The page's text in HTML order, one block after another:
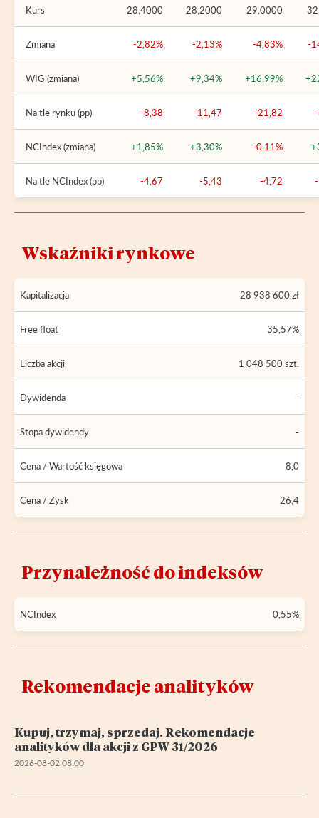
Kurs 28,4000 28,2000 29,0000
Zmiana -2,82% -2,13% -4,83% -
WIG (zmiana) +5,56% +9,34% +16,99%
Na tle rynku (pp) -8,38 -11,47 -21,82
NCIndex (zmiana) +1,85% +3,30% -0,11%
Na tle NCIndex (pp) -4,67 -5,43 -4,72
Wskaźniki rynkowe
Kapitalizacja 28 938 600 zł
Free float 35,57%
Liczba akcji 1 048 500 szt.
Dywidenda -
Stopa dywidendy -
Cena / Wartość księgowa 8,0
Cena / Zysk 26,4
Przynależność do indeksów
NCIndex 0,55%
Rekomendacje analityków
Kupuj, trzymaj, sprzedaj. Rekomendacje
analityków dla akcji z GPW 31/2026
2026-08-02 08:00